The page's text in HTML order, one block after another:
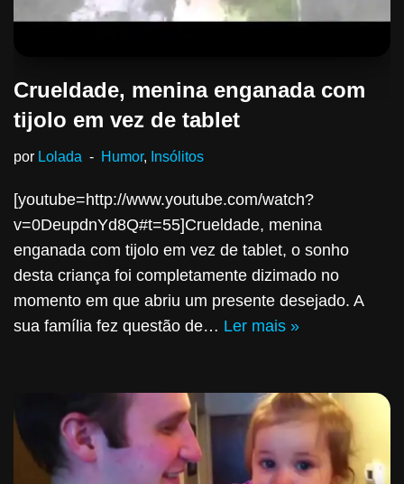
Crueldade, menina enganada com
tijolo em vez de tablet
por Lolada Humor, Insólitos
[youtube=http://www.youtube.com/watch?
v=0DeupdnYd8Q#t=55]Crueldade, menina
enganada com tijolo em vez de tablet, o sonho
desta criança foi completamente dizimado no
momento em que abriu um presente desejado. A
sua família fez questão de… Ler mais »